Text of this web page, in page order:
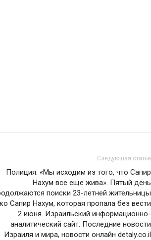
Следующая статья
Полиция: «Мы исходим из того, что Сапир
Нахум все еще жива». Пятый день
поиски 23-летней жительницы
Сапир Нахум, которая пропала без вести
2 июня. Израильский информационно-
аналитический сайт. Последние новости
Израиля и мира, новости онлайн detaly.co.il